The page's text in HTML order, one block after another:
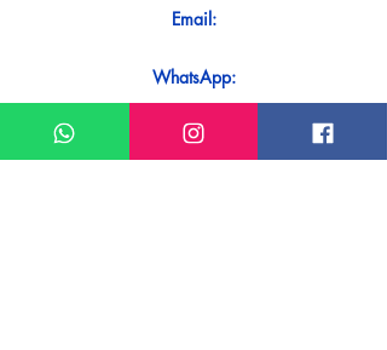
Email:
WhatsApp:
Mensagem: